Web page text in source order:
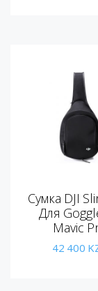
Сумка DJI
Для
Mavic
42 400